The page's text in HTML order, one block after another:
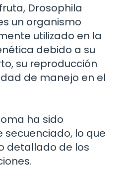
Drosophila
un organismo
utilizado en la
debido a su
su reproducción
de manejo en el
ha sido
lo que
detallado de los